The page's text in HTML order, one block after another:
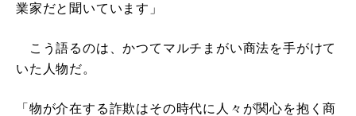
業家だと聞いています」
こう語るのは、かつてマルチまがい商法を手がけて
いた人物だ。
「物が介在する詐欺はその時代に人々が関心を抱く商